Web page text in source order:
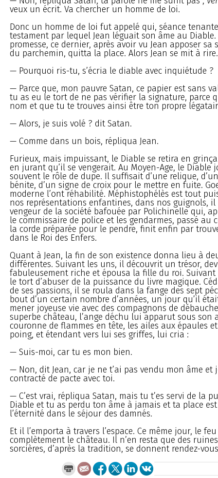
veux un écrit. Va chercher un homme de loi.
Donc un homme de loi fut appelé qui, séance
testament par lequel Jean léguait son âme au Diable.
promesse, ce dernier, après avoir vu Jean apposer sa
du parchemin, quitta la place. Alors Jean se mit à rire.
— Pourquoi ris-tu, s’écria le diable avec inquiétude ?
— Parce que, mon pauvre Satan, ce papier est sans
tu as eu le tort de ne pas vérifier la signature, parce
nom et que tu te trouves ainsi être ton propre
— Alors, je suis volé ? dit Satan.
— Comme dans un bois, répliqua Jean.
Furieux, mais impuissant, le Diable se retira en
en jurant qu’il se vengerait. Au Moyen-Age, le Diable
souvent le rôle de dupe. Il suffisait d’une relique,
bénite, d’un signe de croix pour le mettre en fuite.
moderne l’ont réhabilité. Méphistophélès est tout
nos représentations enfantines, dans nos guignols, il
vengeur de la société bafouée par Polichinelle qui,
le commissaire de police et les gendarmes, passé au
la corde préparée pour le pendre, finit enfin par
dans le Roi des Enfers.
Quant à Jean, la fin de son existence donna lieu à
différentes. Suivant les uns, il découvrit un trésor,
fabuleusement riche et épousa la fille du roi. Suivant
le tort d’abuser de la puissance du livre magique.
de ses passions, il se roula dans la fange des sept
bout d’un certain nombre d’années, un jour qu’il
mener joyeuse vie avec des compagnons de
superbe château, l’ange déchu lui apparut sous son
couronne de flammes en tête, les ailes aux épaules
poing, et étendant vers lui ses griffes, lui cria :
— Suis-moi, car tu es mon bien.
— Non, dit Jean, car je ne t’ai pas vendu mon âme et
contracté de pacte avec toi.
— C’est vrai, répliqua Satan, mais tu t’es servi de la
Diable et tu as perdu ton âme à jamais et ta place
l’éternité dans le séjour des damnés.
Et il l’emporta à travers l’espace. Ce même jour, le
complètement le château. Il n’en resta que des
sorcières, d’après la tradition, se donnent rendez-